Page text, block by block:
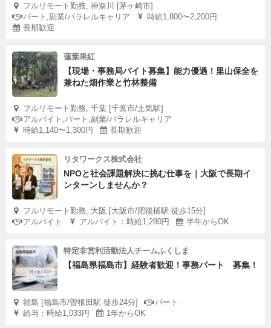
フルリモート勤務, 神奈川 [茅ヶ崎市]
パート,副業/パラレルキャリア
時給1,800〜2,200円
長期歓迎
蓮葉果紅
【現場・事務局バイト募集】能力優遇！里山保全を
兼ねた畑作業と竹林整備
フルリモート勤務, 千葉 [千葉市/土気駅]
アルバイト,パート,副業/パラレルキャリア
時給1,140〜1,300円
長期歓迎
リタワークス株式会社
NPOと社会課題解決に挑む仕事を｜大阪で長期イ
ンターンしませんか？
フルリモート勤務, 大阪 [大阪市/肥後橋駅 徒歩15分]
アルバイト
アルバイト：時給1,280円 半年からOK
特定非営利活動法人チームふくしま
【福島県福島市】経験者歓迎！事務パート 募集！
福島 [福島市/曽根田駅 徒歩24分]
パート
給与：時給1,033円
1年からOK